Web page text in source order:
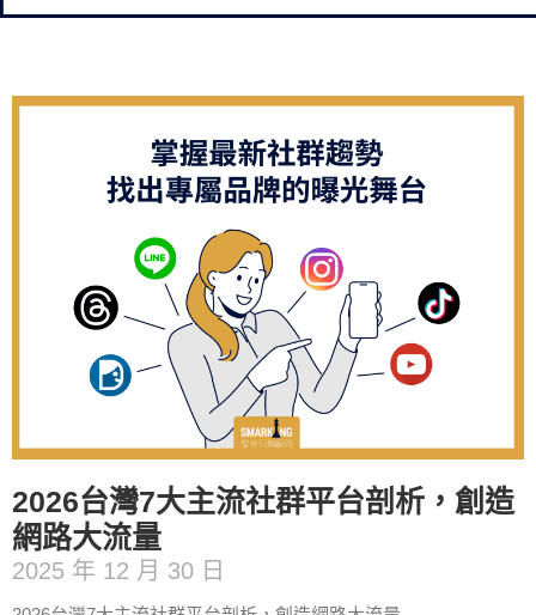
2026台灣7大主流社群平台剖析，創造
網路大流量
2025 年 12 月 30 日